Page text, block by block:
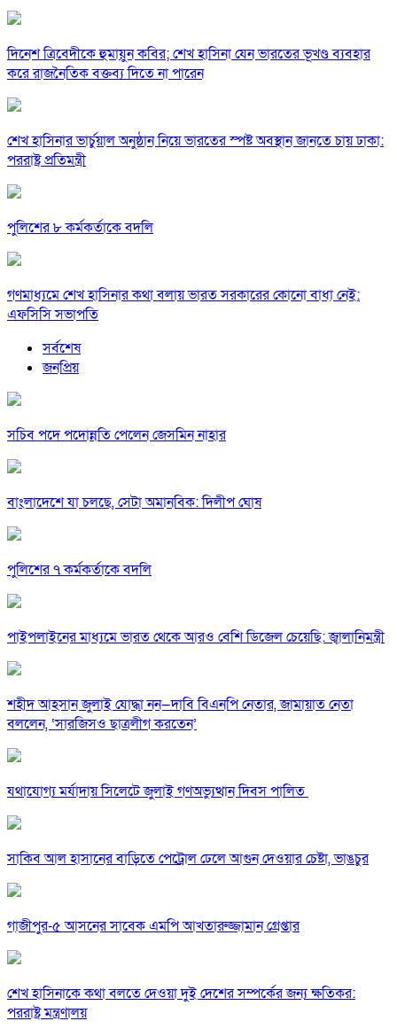
দিনেশ ত্রিবেদীকে হুমায়ুন কবির; শেখ হাসিনা যেন ভারতের ভূখণ্ড ব্যবহার
করে রাজনৈতিক বক্তব্য দিতে না পারেন
শেখ হাসিনার ভার্চুয়াল অনুষ্ঠান নিয়ে ভারতের স্পষ্ট অবস্থান জানতে চায় ঢাকা:
পররাষ্ট্র প্রতিমন্ত্রী
পুলিশের ৮ কর্মকর্তাকে বদলি
গণমাধ্যমে শেখ হাসিনার কথা বলায় ভারত সরকারের কোনো বাধা নেই:
এফসিসি সভাপতি
সর্বশেষ
জনপ্রিয়
সচিব পদে পদোন্নতি পেলেন জেসমিন নাহার
বাংলাদেশে যা চলছে, সেটা অমানবিক: দিলীপ ঘোষ
পুলিশের ৭ কর্মকর্তাকে বদলি
পাইপলাইনের মাধ্যমে ভারত থেকে আরও বেশি ডিজেল চেয়েছি: জ্বালানিমন্ত্রী
শহীদ আহসান জুলাই যোদ্ধা নন—দাবি বিএনপি নেতার, জামায়াত নেতা
বললেন, ‘সারজিসও ছাত্রলীগ করতেন’
যথাযোগ্য মর্যাদায় সিলেটে জুলাই গণঅভ্যুত্থান দিবস পালিত
সাকিব আল হাসানের বাড়িতে পেট্রোল ঢেলে আগুন দেওয়ার চেষ্টা, ভাঙচুর
গাজীপুর-৫ আসনের সাবেক এমপি আখতারুজ্জামান গ্রেপ্তার
শেখ হাসিনাকে কথা বলতে দেওয়া দুই দেশের সম্পর্কের জন্য ক্ষতিকর:
পররাষ্ট্র মন্ত্রণালয়